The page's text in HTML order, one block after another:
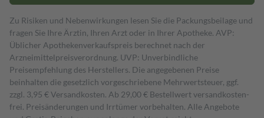
Zu Risiken und Nebenwirkungen lesen Sie die Packungsbeilage und
fragen Sie Ihre Ärztin, Ihren Arzt oder in Ihrer Apotheke. AVP:
Üblicher Apothekenverkaufspreis berechnet nach der
Arzneimittelpreisverordnung. UVP: Unverbindliche
Preisempfehlung des Herstellers. Die angegebenen Preise
beinhalten die gesetzlich vorgeschriebene Mehrwertsteuer, ggf.
zzgl. 3,95 € Versandkosten. Ab 29,00 € Bestell­wert versand­kosten­
frei. Preisänderungen und Irrtümer vorbehalten. Alle Angebote